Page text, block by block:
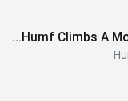
E32 - Humf Climbs A Mountain